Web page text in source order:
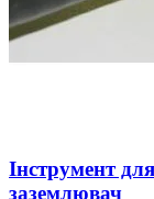
Інструмент
заземлювач